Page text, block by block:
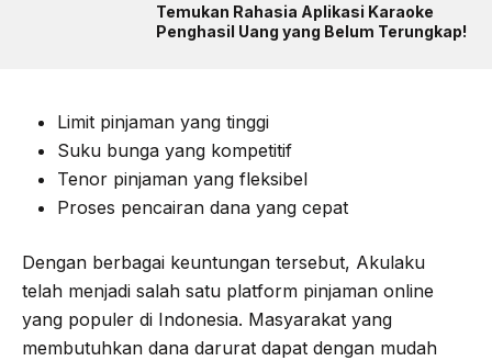
Temukan Rahasia Aplikasi Karaoke
Penghasil Uang yang Belum Terungkap!
Limit pinjaman yang tinggi
Suku bunga yang kompetitif
Tenor pinjaman yang fleksibel
Proses pencairan dana yang cepat
Dengan berbagai keuntungan tersebut, Akulaku
telah menjadi salah satu platform pinjaman online
yang populer di Indonesia. Masyarakat yang
membutuhkan dana darurat dapat dengan mudah